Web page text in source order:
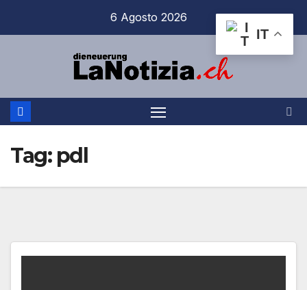
6 Agosto 2026
Tag: pdl
IT